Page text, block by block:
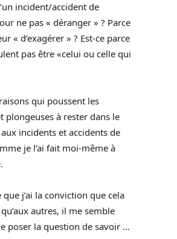
incident/accident de
ne pas « déranger » ? Parce
« d’exagérer » ? Est-ce parce
pas être «celui ou celle qui
qui poussent les
plongeuses à rester dans le
incidents et accidents de
je l’ai fait moi-même à
que j’ai la conviction que cela
qu’aux autres, il me semble
poser la question de savoir …